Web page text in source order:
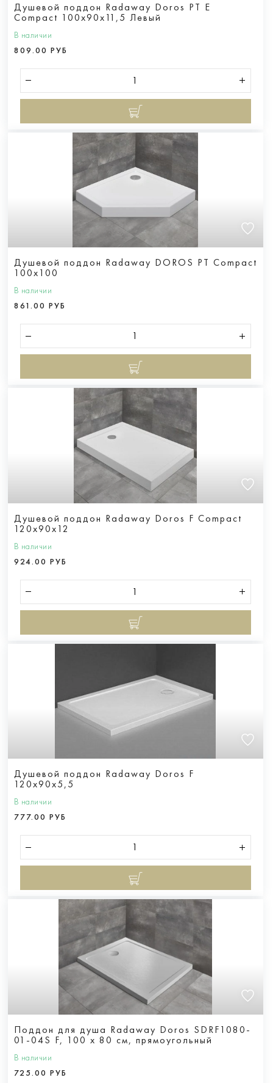
Душевой поддон Radaway Doros PT E
Compact 100x90x11,5 Левый
В наличии
809.00 РУБ
Душевой поддон Radaway DOROS PT Compact
100x100
В наличии
861.00 РУБ
Душевой поддон Radaway Doros F Compact
120x90x12
В наличии
924.00 РУБ
Душевой поддон Radaway Doros F
120x90x5,5
В наличии
777.00 РУБ
Поддон для душа Radaway Doros SDRF1080-
01-04S F, 100 x 80 см, прямоугольный
В наличии
725.00 РУБ